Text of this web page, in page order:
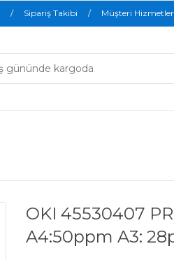
Sipariş Takibi Müşteri
OKI 45530407
A4:50ppm A3: